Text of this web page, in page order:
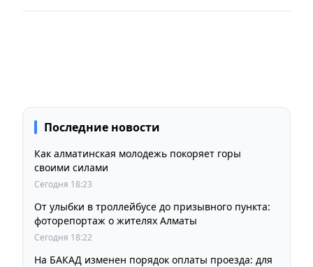
Последние новости
Как алматинская молодежь покоряет горы
своими силами
Сегодня 18:23
От улыбки в троллейбусе до призывного пункта:
фоторепортаж о жителях Алматы
Сегодня 18:22
На БАКАД изменен порядок оплаты проезда: для